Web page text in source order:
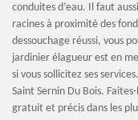
conduites d’eau. Il faut
racines à proximité des
dessouchage réussi, vous
jardinier élagueur est en
si vous sollicitez ses
Saint Sernin Du Bois.
gratuit et précis dans les